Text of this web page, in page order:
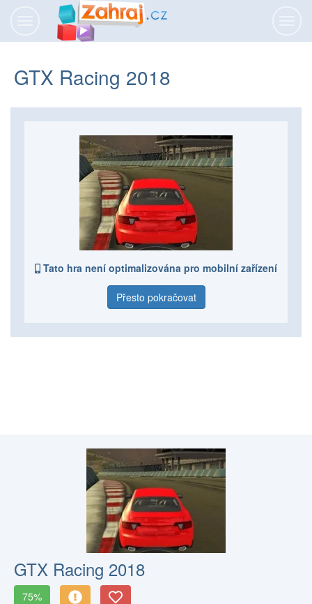
GTX Racing 2018
Tato hra není optimalizována pro mobilní zařízení
Přesto pokračovat
GTX Racing 2018
75%